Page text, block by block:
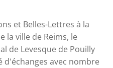
et Belles-Lettres à la
la ville de Reims, le
de Levesque de Pouilly
d'échanges avec nombre